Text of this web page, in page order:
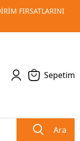
MATBAA
Sepetim
Ara